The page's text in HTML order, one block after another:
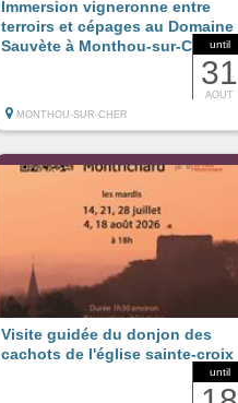
until
31
AOUT
Immersion vigneronne entre
terroirs et cépages au Domaine
Sauvète à Monthou-sur-Cher
MONTHOU-SUR-CHER
until
Visite guidée du donjon des
cachots de l'église sainte-croix